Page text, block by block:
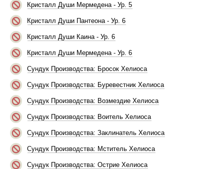
Кристалл Души Мермедена - Ур. 5
Кристалл Души Пантеона - Ур. 6
Кристалл Души Каина - Ур. 6
Кристалл Души Мермедена - Ур. 6
Сундук Производства: Бросок Хелиоса
Сундук Производства: Буревестник Хелиоса
Сундук Производства: Возмездие Хелиоса
Сундук Производства: Воитель Хелиоса
Сундук Производства: Заклинатель Хелиоса
Сундук Производства: Мститель Хелиоса
Сундук Производства: Острие Хелиоса